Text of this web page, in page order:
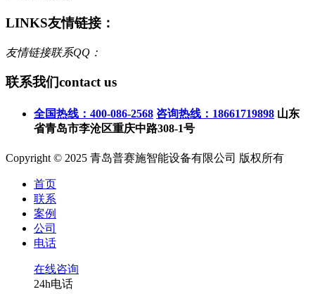
LINKS友情链接：
友情链接联系QQ：
联系我们contact us
全国热线：400-086-2568 咨询热线：18661719898 山东
省青岛市李沧区重庆中路308-1号
Copyright © 2025 青岛普赛施智能设备有限公司 版权所有
首页
联系
案例
公司
电话
在线咨询
24h电话